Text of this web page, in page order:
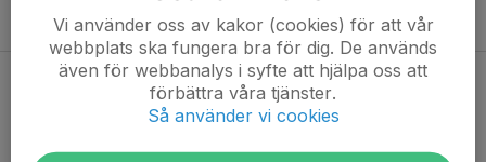
WP Gruppen AB
Silversponsorer
AAG Industrikonsult
Axima i Erikstad
Vi använder oss av kakor (cookies) för att vår
webbplats ska fungera bra för dig. De används
även för webbanalys i syfte att hjälpa oss att
förbättra våra tjänster.
Så använder vi cookies